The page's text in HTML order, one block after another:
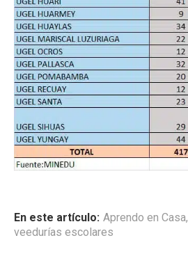
En este artículo: Aprendo en Casa,
veedurías escolares